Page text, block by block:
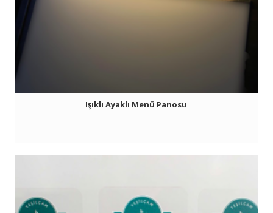
Işıklı Ayaklı Menü Panosu